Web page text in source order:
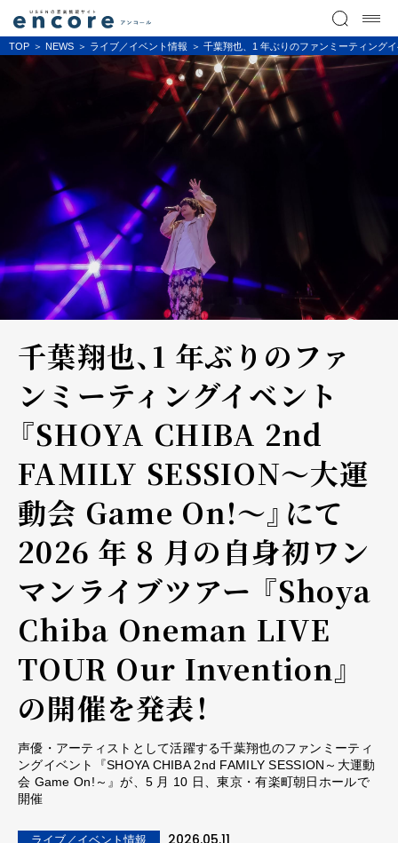
TOP NEWS ライブ／イベント情報 千葉翔也、1 年ぶりのファンミーティング
千葉翔也、1 年ぶりのファ
ンミーティングイベント
『SHOYA CHIBA 2nd
FAMILY SESSION～大運
動会 Game On!～』にて
2026 年 8 月の自身初ワン
マンライブツアー 『Shoya
Chiba Oneman LIVE
TOUR Our Invention』
の開催を発表！
声優・アーティストとして活躍する千葉翔也のファンミーティ
ングイベント『SHOYA CHIBA 2nd FAMILY SESSION～大運動
会 Game On!～』が、5 月 10 日、東京・有楽町朝日ホールで
開催
ライブ／イベント情報 2026.05.11